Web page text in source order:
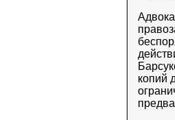
копий